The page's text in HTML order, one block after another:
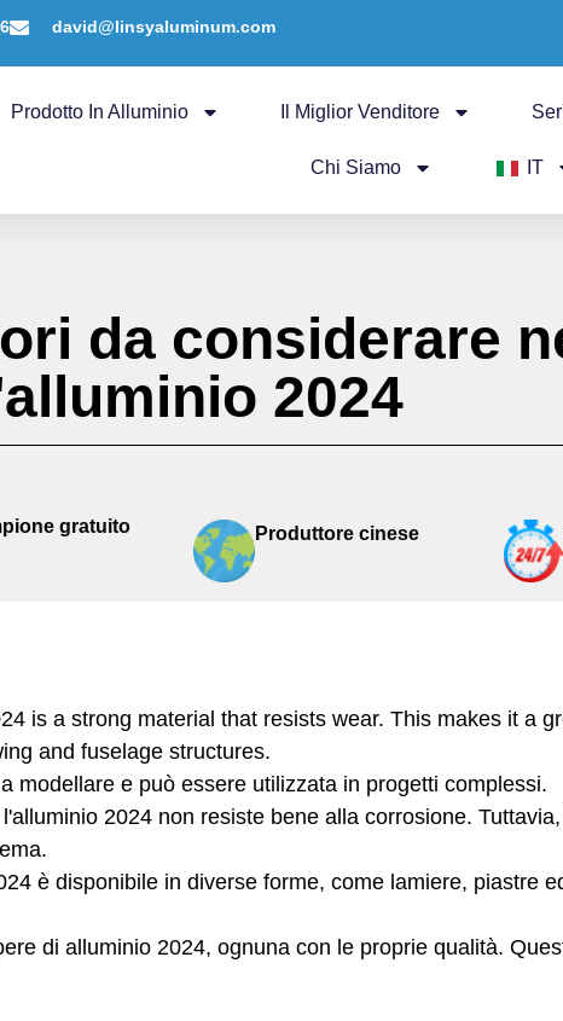
david@linsyaluminum.com
Prodotto In Alluminio Il Miglior Venditore
Chi Siamo IT
da considerare
2024
gratuito Produttore cinese
is a strong material that resists wear. This makes it a
and fuselage structures.
modellare e può essere utilizzata in progetti complessi.
2024 non resiste bene alla corrosione.
è disponibile in diverse forme, come lamiere, piastre
di alluminio 2024, ognuna con le proprie qualità.